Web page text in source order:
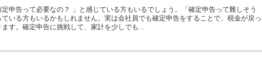
定申告って必要なの？ 」と感じている方もいるでしょう。「確定申告って難しそう
いる方もいるかもしれません。実は会社員でも確定申告をすることで、税金が戻っ
す。確定申告に挑戦して、家計を少しでも...